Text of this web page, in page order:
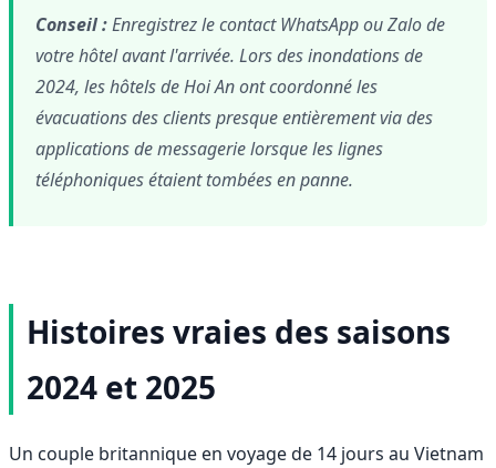
Conseil :Enregistrez le contact WhatsApp ou Zalo de
votre hôtel avant l'arrivée. Lors des inondations de
2024, les hôtels de Hoi An ont coordonné les
évacuations des clients presque entièrement via des
applications de messagerie lorsque les lignes
téléphoniques étaient tombées en panne.
Histoires vraies des saisons
2024 et 2025
Un couple britannique en voyage de 14 jours au Vietnam